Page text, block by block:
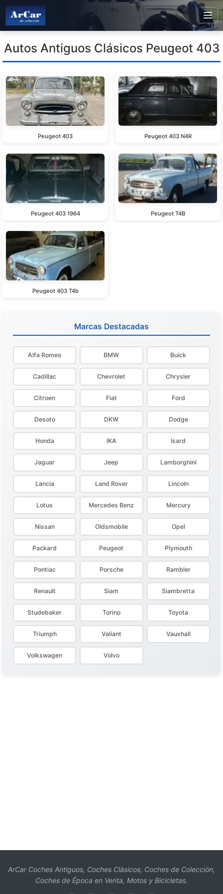
Autos Antiguos Clásicos Peugeot 403
Peugeot 403 Peugeot 403 N4R
Peugeot 403 1964 Peugeot T4B
Peugeot 403 T4b
Marcas Destacadas
Alfa Romeo BMW Buick
Cadillac Chevrolet Chrysler
Citroen Fiat Ford
Desoto DKW Dodge
Honda IKA Isard
Jaguar Jeep Lamborghini
Lancia Land Rover Lincoln
Lotus Mercedes Benz Mercury
Nissan Oldsmobile Opel
Packard Peugeot Plymouth
Pontiac Porsche Rambler
Renault Siam Siambretta
Studebaker Torino Toyota
Triumph Valiant Vauxhall
Volkswagen Volvo
ArCar Coches Antiguos, Coches Clásicos, Coches de Colección,
Coches de Época en Venta, Motos y Bicicletas.